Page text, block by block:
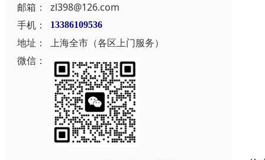
邮箱：
zl398@126.com
手机：
13386109536
地址：
上海全市（各区上门服务）
微信：